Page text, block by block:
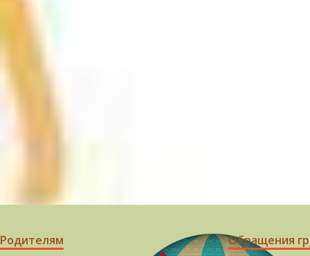
Родителям Обращения